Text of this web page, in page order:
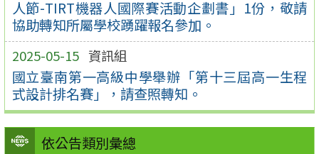
人節-TIRT機器人國際賽活動企劃書」1份，敬請
協助轉知所屬學校踴躍報名參加。
2025-05-15 資訊組
國立臺南第一高級中學舉辦「第十三屆高一生程
式設計排名賽」，請查照轉知。
依公告類別彙總